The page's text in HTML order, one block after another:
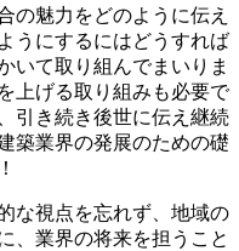
の魅力をどのように伝え
うにするにはどうすれば
いて取り組んでまいりま
上げる取り組みも必要で
引き続き後世に伝え継続
築業界の発展のための礎
な視点を忘れず、地域の
、業界の将来を担うこと